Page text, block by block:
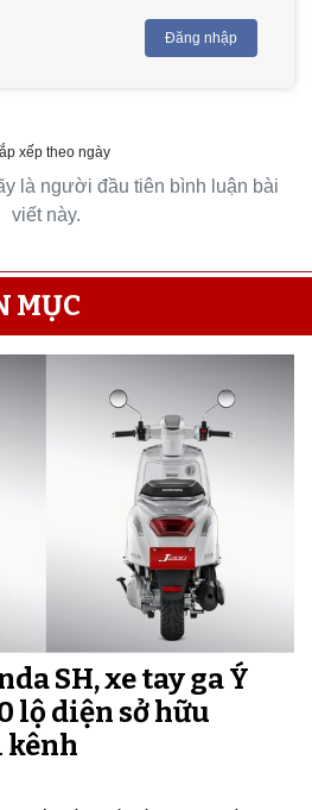
Đăng nhập
xếp theo ngày
là người đầu tiên bình luận bài
viết này.
MỤC
SH, xe tay ga Ý
lộ diện sở hữu
kênh